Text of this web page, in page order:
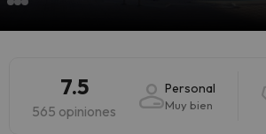
7.5
565 opiniones
Personal
Muy bien